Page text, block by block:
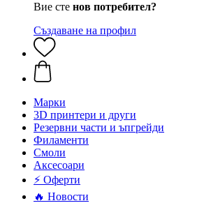
Вие сте нов потребител?
Създаване на профил
Mарки
3D принтери и други
Резервни части и ъпгрейди
Филаменти
Смоли
Аксесоари
⚡ Оферти
🔥 Новости